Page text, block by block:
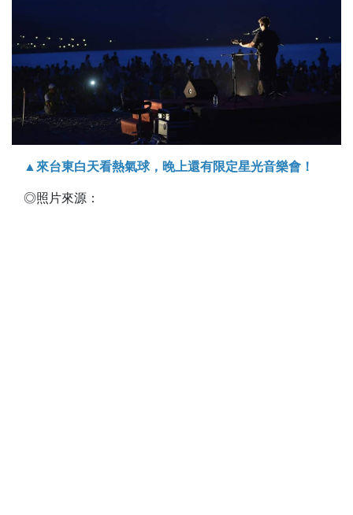
▲來台東白天看熱氣球，晚上還有限定星光音樂會！
◎照片來源：